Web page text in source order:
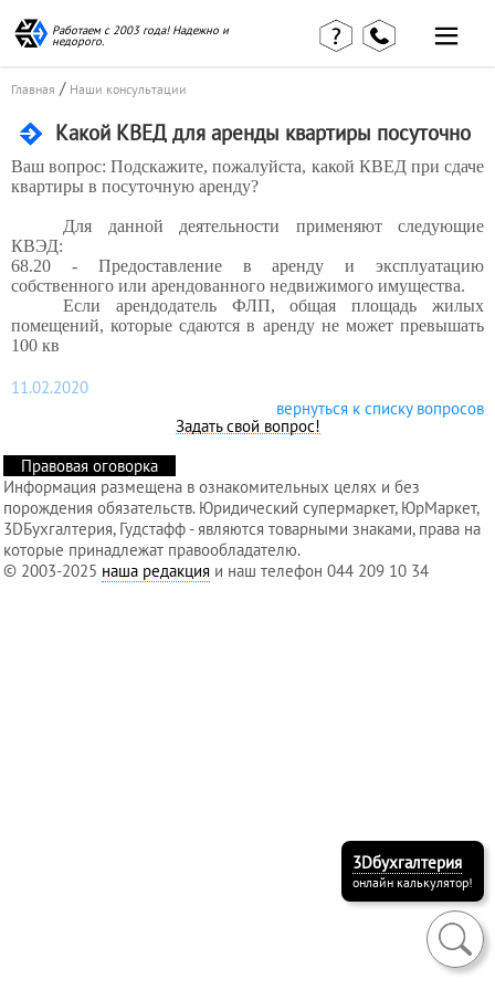
Работаем с 2003 года! Надежно и
недорого.
Главная / Наши консультации
Какой КВЕД для аренды квартиры посуточно
Ваш вопрос: Подскажите, пожалуйста, какой КВЕД при сдаче
квартиры в посуточную аренду?
Для данной деятельности применяют следующие
КВЭД:
68.20 - Предоставление в аренду и эксплуатацию
собственного или арендованного недвижимого имущества.
Если арендодатель ФЛП, общая площадь жилых
помещений, которые сдаются в аренду не может превышать
100 кв
11.02.2020
вернуться к списку вопросов
Задать свой вопрос!
3Dбухгалтерия
онлайн калькулятор!
Правовая оговорка
Информация размещена в ознакомительных целях и без
порождения обязательств. Юридический супермаркет, ЮрМаркет,
3DБухгалтерия, Гудстафф - являются товарными знаками, права на
которые принадлежат правообладателю.
© 2003-2025 наша редакция и наш телефон 044 209 10 34
Главная
страница
Отзывы
клиентов
Контакты
Вакансии
Наши статьи
КВЭД в
консультации
Калькулятор
Миграционные
услуги
Услуги
бухгалтера
Услуги
юриста
Услуги